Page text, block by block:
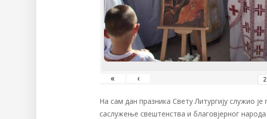
« ‹
На сам дан празника Свету Литургију служио
саслужење свештенства и благовјерног